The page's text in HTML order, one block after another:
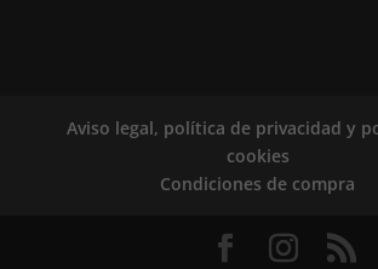
Aviso legal, política de privacidad y
cookies
Condiciones de compra